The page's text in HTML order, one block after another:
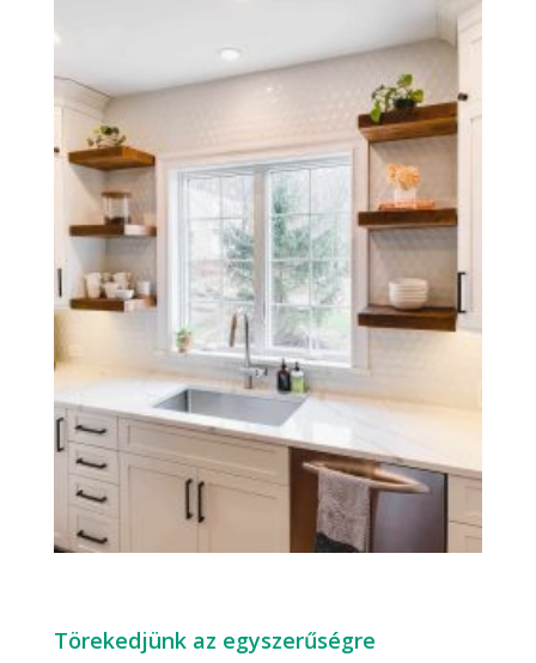
Törekedjünk az egyszerűségre